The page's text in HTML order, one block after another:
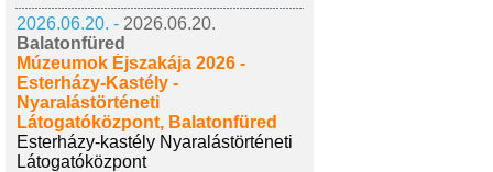
2026.06.20. - 2026.06.20.
Balatonfüred
Múzeumok Éjszakája 2026 -
Esterházy-Kastély -
Nyaralástörténeti
Látogatóközpont, Balatonfüred
Esterházy-kastély Nyaralástörténeti
Látogatóközpont